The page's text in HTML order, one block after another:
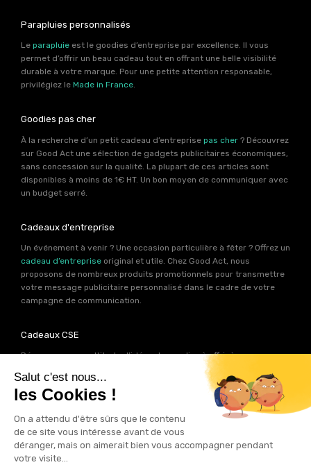
Parapluies personnalisés
Le parapluie est le goodies d’entreprise par excellence. Il vous
permet d’offrir un beau cadeau tout en offrant une belle visibilité
durable à votre marque. Pour une petite attention responsable,
privilégiez le Made in France.
Goodies pas cher
À la recherche d’un petit cadeau d’entreprise pas cher ? Découvrez
sur Good Act une sélection de gadgets publicitaires économiques,
sans concession sur la qualité. La plupart de ces articles sont
disponibles à moins de 1€ HT. Un bon moyen de communiquer avec
un budget serré.
Cadeaux d'entreprise
Un événement à venir ? Une occasion particulière à fêter ? Offrez un
cadeau d’entreprise original et utile. Chez Good Act, nous
proposons de nombreux produits promotionnels pour transmettre
votre message publicitaire personnalisé dans le cadre de votre
campagne de communication.
Cadeaux CSE
Découvrez une multitude d’idées de goodies à offrir à vos
collaborateurs. Les experts produits de Good Act ont déniché pour
votreCSEprès de 2000 références de cadeaux personnalisables.
Autant d’idées potentielles pour trouver le cadeau qui contribuera
Goodies RSE
Vous souhaitez communiquer en accord avec vos valeurs ? Ca